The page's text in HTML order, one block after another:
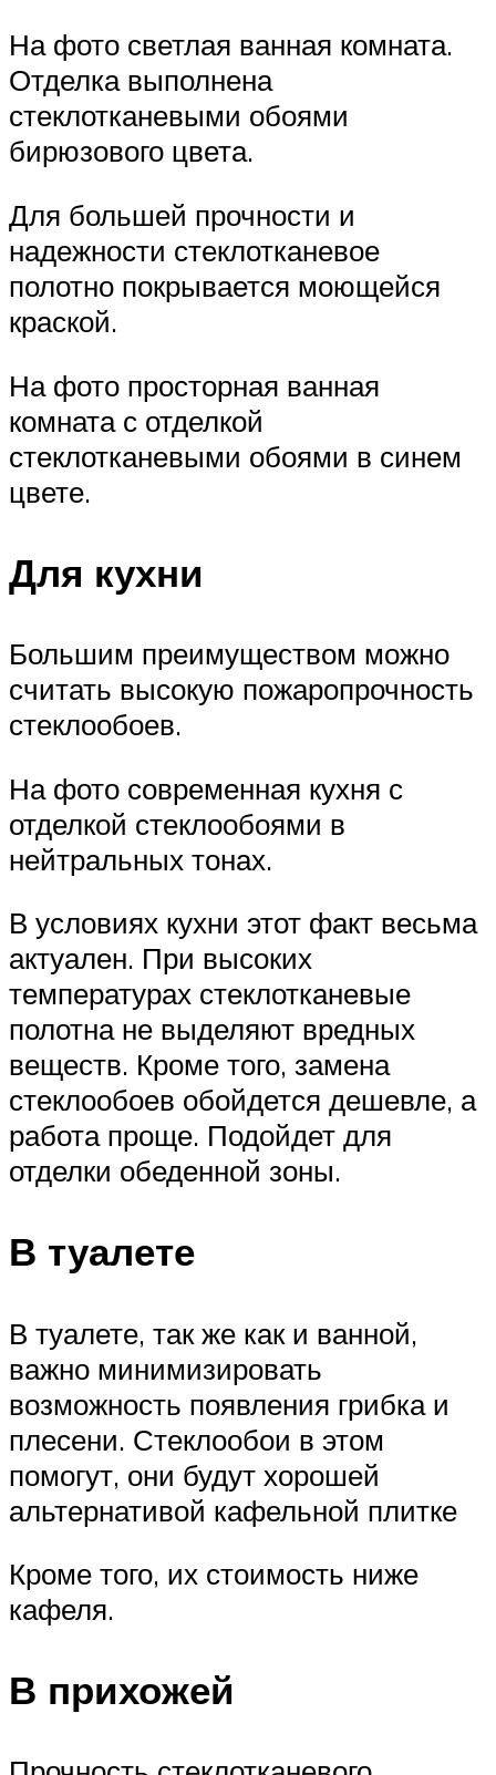
На фото светлая ванная комната.
Отделка выполнена
стеклотканевыми обоями
бирюзового цвета.
Для большей прочности и
надежности стеклотканевое
полотно покрывается моющейся
краской.
На фото просторная ванная
комната с отделкой
стеклотканевыми обоями в синем
цвете.
Для кухни
Большим преимуществом можно
считать высокую пожаропрочность
стеклообоев.
На фото современная кухня с
отделкой стеклообоями в
нейтральных тонах.
В условиях кухни этот факт весьма
актуален. При высоких
температурах стеклотканевые
полотна не выделяют вредных
веществ. Кроме того, замена
стеклообоев обойдется дешевле, а
работа проще. Подойдет для
отделки обеденной зоны.
В туалете
В туалете, так же как и ванной,
важно минимизировать
возможность появления грибка и
плесени. Стеклообои в этом
помогут, они будут хорошей
альтернативой кафельной плитке
Кроме того, их стоимость ниже
кафеля.
В прихожей